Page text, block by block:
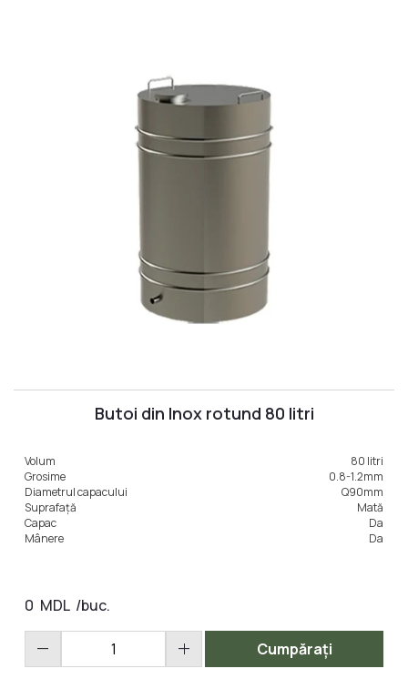
Butoi din Inox rotund 80 litri
Volum
80 litri
Grosime
0.8-1.2mm
Diametrul capacului
Q90mm
Suprafață
Mată
Capac
Da
Mânere
Da
0 MDL /buc.
remove add Cumpărați